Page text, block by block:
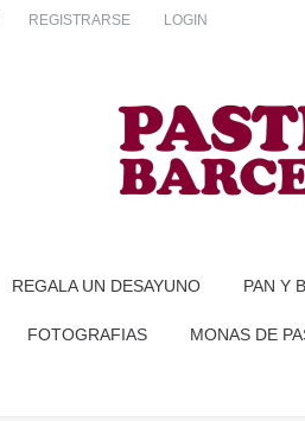
REGISTRARSE LOGIN
REGALA UN DESAYUNO PAN Y
FOTOGRAFIAS MONAS DE